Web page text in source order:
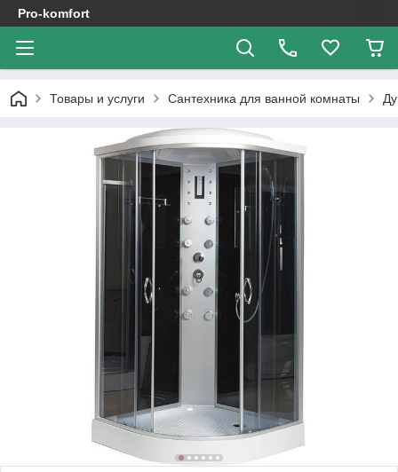
Pro-komfort
Товары и услуги Сантехника для ванной комнаты